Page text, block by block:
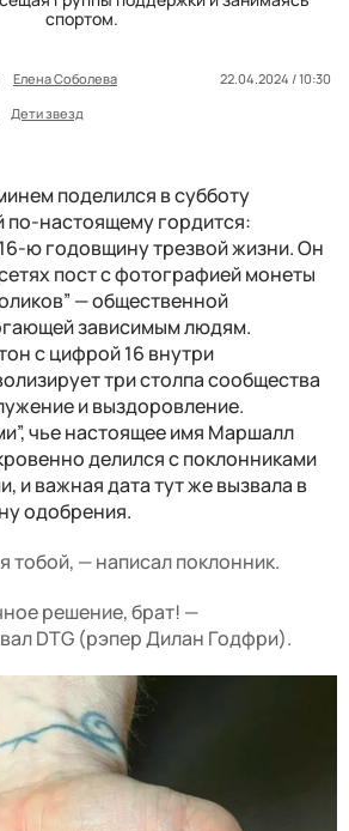
спортом.
Елена Соболева
22.04.2024 / 10:30
Дети звезд
поделился в субботу
по-настоящему гордится:
ю годовщину трезвой жизни. Он
пост с фотографией монеты
— общественной
зависимым людям.
с цифрой 16 внутри
три столпа сообщества
и выздоровление.
чье настоящее имя Маршалл
делился с поклонниками
и важная дата тут же вызвала в
одобрения.
тобой, — написал поклонник.
решение, брат! —
DTG (рэпер Дилан Годфри).